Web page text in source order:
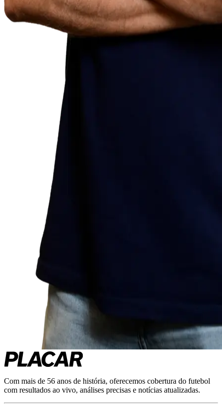
Com mais de 56 anos de história, oferecemos cobertura do futebol
com resultados ao vivo, análises precisas e notícias atualizadas.